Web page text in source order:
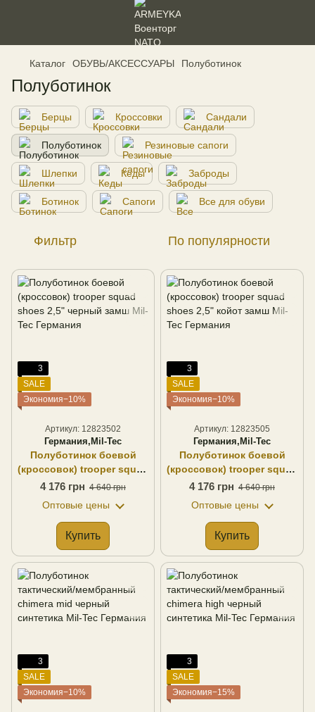
Каталог ОБУВЬ/АКСЕССУАРЫ Полуботинок
Полуботинок
Берцы Кроссовки Сандали
Полуботинок Резиновые сапоги
Шлепки Кеды Заброды
Ботинок Сапоги Все для обуви
Фильтр По популярности
3
SALE
Экономия−10%
Артикул: 12823502
Германия,Mil-Tec
Полуботинок боевой
(кроссовок) trooper squad
shoes 2,5" черный замш
4 176 грн 4 640 грн
Оптовые цены
Купить
3
SALE
Экономия−10%
Артикул: 12823505
Германия,Mil-Tec
Полуботинок боевой
(кроссовок) trooper squad
shoes 2,5" койот замш
4 176 грн 4 640 грн
Оптовые цены
Купить
3
SALE
Экономия−10%
3
SALE
Экономия−15%